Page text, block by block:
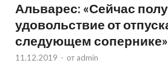
Альварес: «Сейчас
удовольствие от
следующем сопернике»
11.12.2019 - от admin